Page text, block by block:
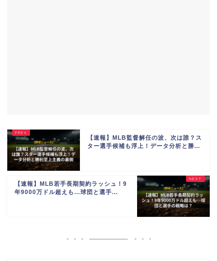
【速報】MLB監督解任の波、次は誰？ス
ター選手候補も浮上！データ分析と勝...
【速報】MLB若手長期契約ラッシュ！9
年9000万ドル超えも…球団と選手...